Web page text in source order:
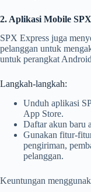
2. Aplikasi Mobile
SPX Express juga
pelanggan untuk
untuk perangkat
Langkah-langkah:
Unduh aplikasi
App Store.
Daftar akun baru
Gunakan fitur-
pengiriman,
pelanggan.
Keuntungan